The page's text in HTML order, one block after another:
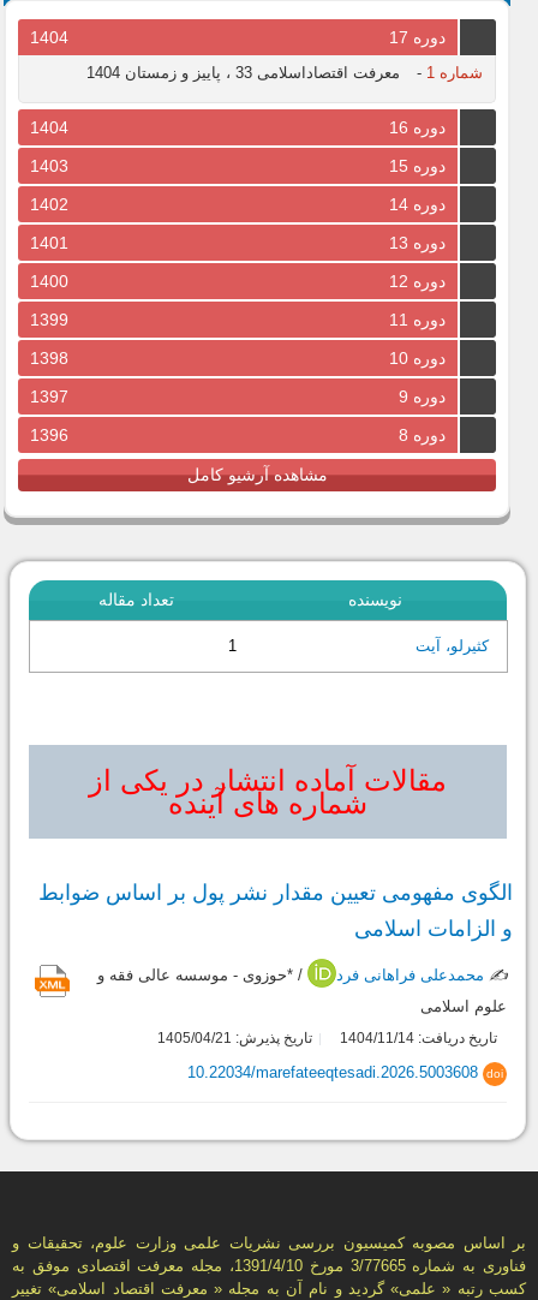
دوره 17 1404
شماره 1 - معرفت اقتصاداسلامی 33 ، پاییز و زمستان 1404
دوره 16
1404
دوره 15
1403
دوره 14
1402
دوره 13
1401
دوره 12
1400
دوره 11
1399
دوره 10
1398
دوره 9
1397
دوره 8
1396
مشاهده آرشیو کامل
نویسنده تعداد مقاله
کثیرلو، آیت 1
مقالات آماده انتشار در یکی از
شماره های آینده
الگوی مفهومی تعیین مقدار نشر پول بر اساس ضوابط
و الزامات اسلامی
✍️ محمدعلی فراهانی فرد
/ *حوزوی - موسسه عالی فقه و
علوم اسلامی
تاریخ دریافت: 1404/11/14 تاریخ پذیرش: 1405/04/21
doi
10.22034/marefateeqtesadi.2026.5003608
بر اساس مصوبه کمیسیون بررسی نشریات علمی وزارت علوم، تحقیقات و
فناوری به شماره 3/77665 مورخ 1391/4/10، مجله معرفت اقتصادی موفق به
کسب رتبه « علمی» گردید و نام آن به مجله « معرفت اقتصاد اسلامی» تغییر